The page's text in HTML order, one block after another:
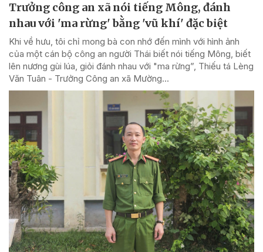
Trưởng công an xã nói tiếng Mông, đánh
nhau với 'ma rừng' bằng 'vũ khí' đặc biệt
Khi về hưu, tôi chỉ mong bà con nhớ đến mình với hình ảnh
của một cán bộ công an người Thái biết nói tiếng Mông, biết
lên nương gùi lúa, giỏi đánh nhau với "ma rừng”, Thiếu tá Lèng
Văn Tuân - Trưởng Công an xã Mường...